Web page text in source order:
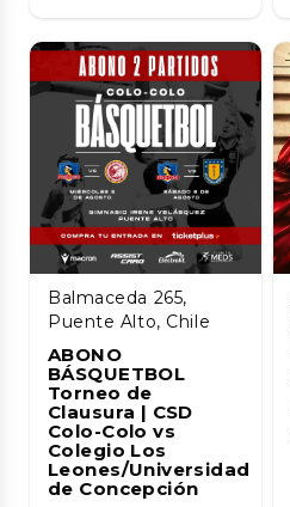
Balmaceda 265,
Puente Alto, Chile
ABONO
BÁSQUETBOL
Torneo de
Clausura | CSD
Colo-Colo vs
Colegio Los
Leones/Universidad
de Concepción